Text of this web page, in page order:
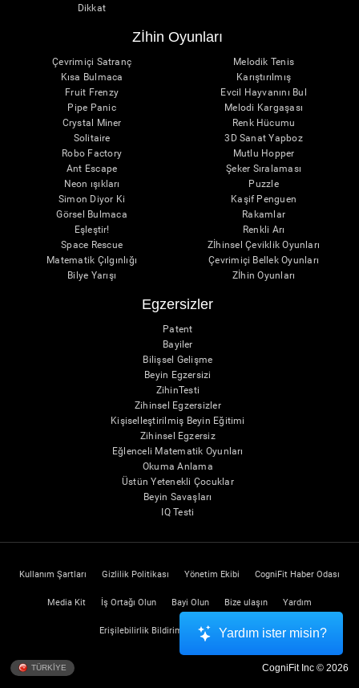
Dikkat
Zİhin Oyunları
Çevrimiçi Satranç
Kısa Bulmaca
Fruit Frenzy
Pipe Panic
Crystal Miner
Solitaire
Robo Factory
Ant Escape
Neon ışıkları
Simon Diyor Ki
Görsel Bulmaca
Eşleştir!
Space Rescue
Matematik Çılgınlığı
Bilye Yarışı
Melodik Tenis
Karıştırılmış
Evcil Hayvanını Bul
Melodi Kargaşası
Renk Hücumu
3D Sanat Yapboz
Mutlu Hopper
Şeker Sıralaması
Puzzle
Kaşif Penguen
Rakamlar
Renkli Arı
Zİhinsel Çeviklik Oyunları
Çevrimiçi Bellek Oyunları
Zİhin Oyunları
Egzersizler
Patent
Bayiler
Bilişsel Gelişme
Beyin Egzersizi
ZihinTesti
Zihinsel Egzersizler
Kişiselleştirilmiş Beyin Eğitimi
Zihinsel Egzersiz
Eğlenceli Matematik Oyunları
Okuma Anlama
Üstün Yetenekli Çocuklar
Beyin Savaşları
IQ Testi
Kullanım Şartları Gizlilik Politikası Yönetim Ekibi CogniFit Haber Odası
Media Kit İş Ortağı Olun Bayi Olun Bize ulaşın Yardım
Erişilebilirlik Bildirimi Güven Merkezi
TÜRKİYE CogniFit Inc © 2026
Yardım ister misin?